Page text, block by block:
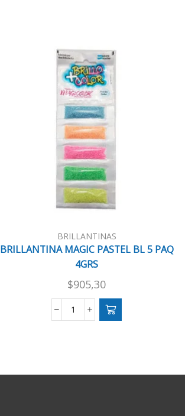
BRILLANTINAS
BRILLANTINA MAGIC PASTEL BL 5 PAQ
4GRS
$905,30
BRILLANTINA
PAQ